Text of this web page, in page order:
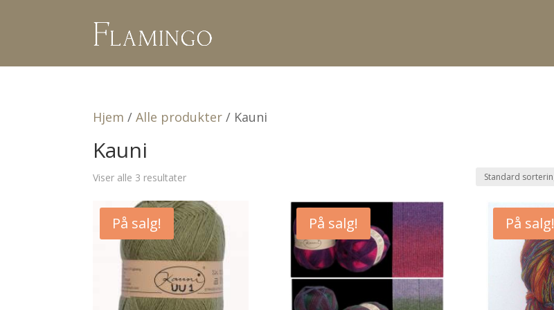
Hjem /Alle produkter / Kauni
Kauni
Viser alle 3 resultater
På salg! På salg! På salg!